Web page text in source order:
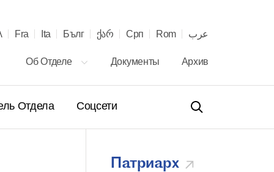
Fra Ita Бълг ქარ Срп Rom عرب
Об Отделе Документы Архив
Отдела Соцсети
Патриарх